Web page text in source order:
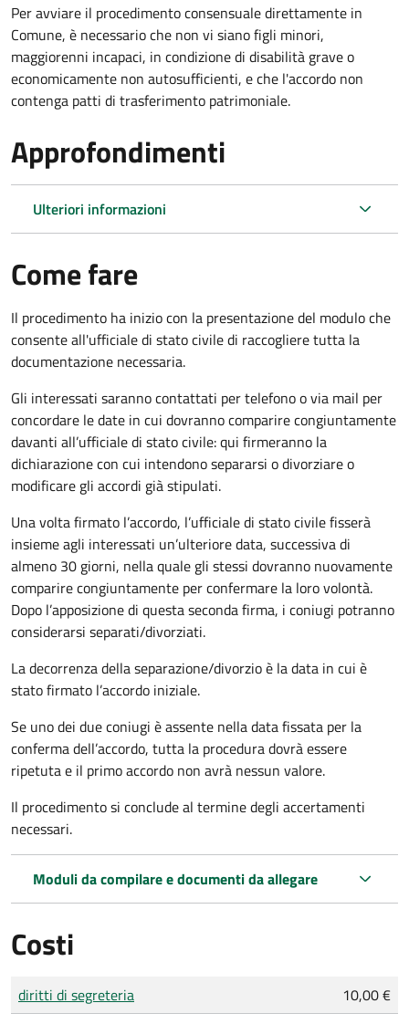
Per avviare il procedimento consensuale direttamente in
Comune, è necessario che non vi siano figli minori,
maggiorenni incapaci, in condizione di disabilità grave o
economicamente non autosufficienti, e che l'accordo non
contenga patti di trasferimento patrimoniale.
Approfondimenti
Ulteriori informazioni
Come fare
Il procedimento ha inizio con la presentazione del modulo che
consente all'ufficiale di stato civile di raccogliere tutta la
documentazione necessaria.
Gli interessati saranno contattati per telefono o via mail per
concordare le date in cui dovranno comparire congiuntamente
davanti all’ufficiale di stato civile: qui firmeranno la
dichiarazione con cui intendono separarsi o divorziare o
modificare gli accordi già stipulati.
Una volta firmato l’accordo, l’ufficiale di stato civile fisserà
insieme agli interessati un’ulteriore data, successiva di
almeno 30 giorni, nella quale gli stessi dovranno nuovamente
comparire congiuntamente per confermare la loro volontà.
Dopo l’apposizione di questa seconda firma, i coniugi potranno
considerarsi separati/divorziati.
La decorrenza della separazione/divorzio è la data in cui è
stato firmato l’accordo iniziale.
Se uno dei due coniugi è assente nella data fissata per la
conferma dell’accordo, tutta la procedura dovrà essere
ripetuta e il primo accordo non avrà nessun valore.
Il procedimento si conclude al termine degli accertamenti
necessari.
Moduli da compilare e documenti da allegare
Costi
Tipo di pagamento
Importo
diritti di segreteria 10,00 €